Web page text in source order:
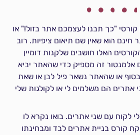
"כך תבנו לעצמכם אתר בזול!" או
הוא שאין שם תיאום ציפיות. רוב
האלו חושבים שלקנות דומיין
אלמנטור זה מספיק כדי שהאתר יביא
או שהאתר נשאר פיל לבן או שאת
אתרים הם משלמים לי או לקולגות שלי
היה אצלי לקוח עם שני אתרים. בואו נקרא לו
קורס בניית אתרים לבד ומבחינתו